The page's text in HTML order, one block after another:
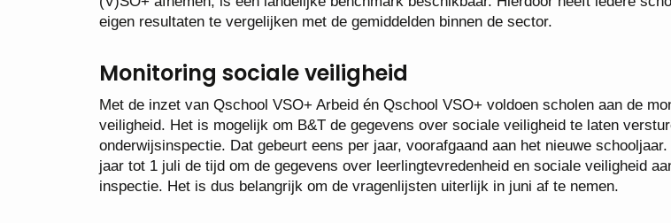
eigen resultaten te vergelijken met de gemiddelden binnen de sector.
Monitoring sociale veiligheid
Met de inzet van Qschool VSO+ Arbeid én Qschool VSO+ voldoen scholen aan de
veiligheid. Het is mogelijk om B&T de gegevens over sociale veiligheid te laten
onderwijsinspectie. Dat gebeurt eens per jaar, voorafgaand aan het nieuwe
jaar tot 1 juli de tijd om de gegevens over leerlingtevredenheid en sociale veiligheid
inspectie. Het is dus belangrijk om de vragenlijsten uiterlijk in juni af te nemen.